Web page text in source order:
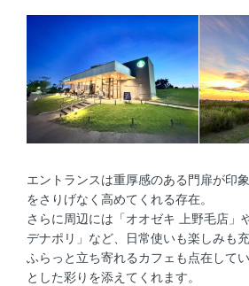
エントランスは重厚感のある門扉が印
をさりげなく高めてくれる存在。
さらに周辺には「オオゼキ 上野毛店」
デナポリ」など、日常使いも楽しみも充
ふらっと立ち寄れるカフェも点在して
とした彩りを添えてくれます。